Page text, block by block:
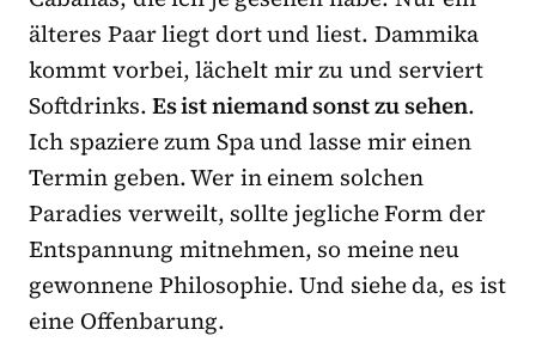
älteres Paar liegt dort und liest. Dammika
kommt vorbei, lächelt mir zu und serviert
Softdrinks.Es ist niemand sonst zu sehen.
Ich spaziere zum Spa und lasse mir einen
Termin geben. Wer in einem solchen
Paradies verweilt, sollte jegliche Form der
Entspannung mitnehmen, so meine neu
gewonnene Philosophie. Und siehe da, es ist
eine Offenbarung.